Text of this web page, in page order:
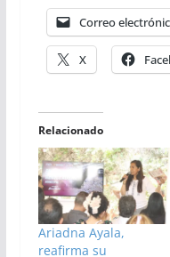
Correo
X
Relacionado
Ariadna Ayala,
reafirma su